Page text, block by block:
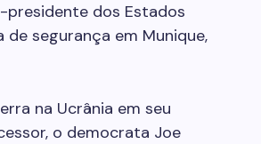
presidente dos Estados
de segurança em Munique,
na Ucrânia em seu
o democrata Joe